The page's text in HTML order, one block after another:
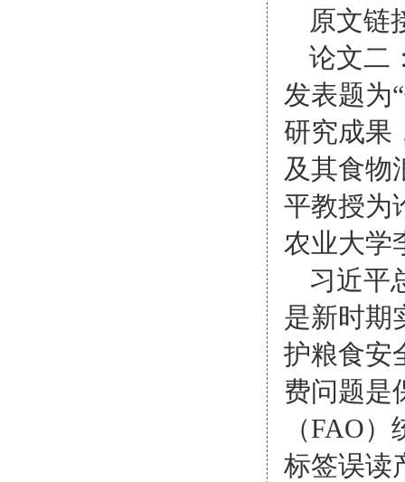
原文链
论文二
发表题为
研究成果
及其食物
平教授为
农业大学
习近平
是新时期
护粮食安
费问题是
（FAO）
标签误读